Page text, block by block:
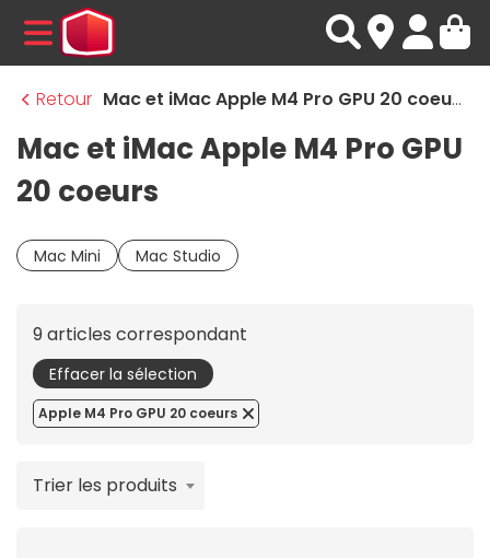
MENU
Retour
Mac et iMac Apple M4 Pro GPU 20 coeurs
Mac et iMac Apple M4 Pro GPU
20 coeurs
Mac Mini Mac Studio
9 articles correspondant
Effacer la sélection
Apple M4 Pro GPU 20 coeurs
Trier les produits